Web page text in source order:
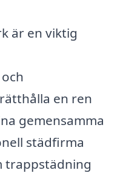
är en viktig
en ren
gemensamma
städfirma
trappstädning